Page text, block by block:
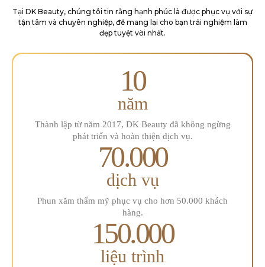
Tại DK Beauty, chúng tôi tin rằng hạnh phúc là được phục vụ với sự
tận tâm và chuyên nghiệp, để mang lại cho bạn trải nghiệm làm
đẹp tuyệt vời nhất.
10
năm
Thành lập từ năm 2017, DK Beauty đã không ngừng
phát triển và hoàn thiện dịch vụ.
70.000
dịch vụ
Phun xăm thẩm mỹ phục vụ cho hơn 50.000 khách
hàng.
150.000
liệu trình